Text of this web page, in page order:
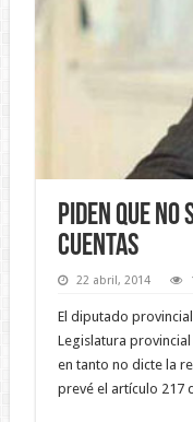
Piden que no
Cuentas
22 abril, 2014
El diputado
Legislatura
en tanto no dicte la
prevé el artículo 217